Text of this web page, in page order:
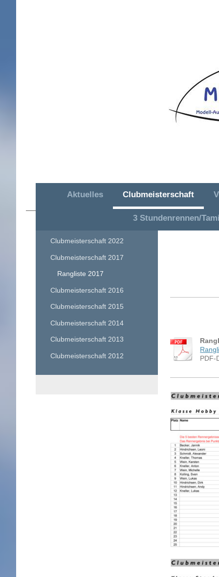
Aktuelles Clubmeisterschaft
3 Stundenrennen/
MAC OR Hütschenhausen e. V.
PDF-
Clubmeisterschaft 2022
Clubmeisterschaft 2017
Rangliste 2017
Clubmeisterschaft 2016
Clubmeisterschaft 2015
Clubmeisterschaft 2014
Clubmeisterschaft 2013
Clubmeisterschaft 2012